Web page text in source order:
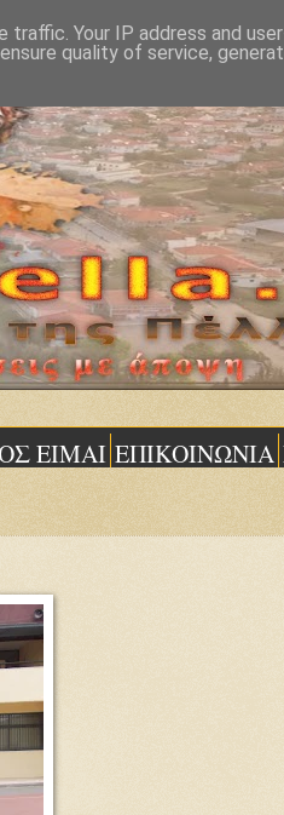
ΕΙΜΑΙ ΕΠΙΚΟΙΝΩΝΙΑ
Your IP address and
quality of service,